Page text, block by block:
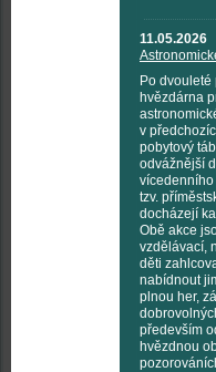
11.05.2026
Po
hvězdárna
v
pobytový
odvážnější
vícedenního
tzv.
docházejí
Obě akce
vzdělávací,
děti
nabídnout
plnou her,
především
hvězdnou